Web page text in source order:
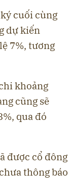
cuối cùng
dự kiến
7%, tương
khoảng
cũng sẽ
qua đó
được cổ đông
thông báo